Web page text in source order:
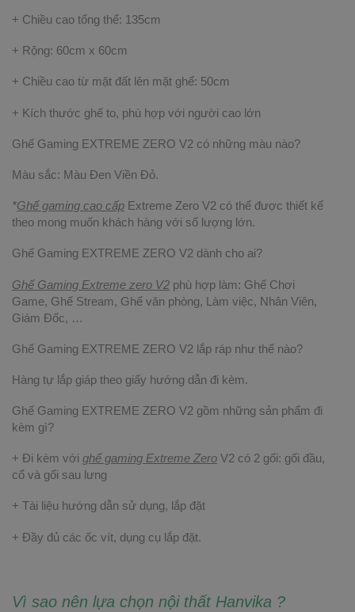
+ Chiều cao tổng thể: 135cm
+ Rộng: 60cm x 60cm
+ Chiều cao từ mặt đất lên mặt ghế: 50cm
+ Kích thước ghế to, phù hợp với người cao lớn
Ghế Gaming EXTREME ZERO V2 có những màu nào?
Màu sắc: Màu Đen Viền Đỏ.
*Ghế gaming cao cấp Extreme Zero V2 có thể được thiết kế
theo mong muốn khách hàng với số lượng lớn.
Ghế Gaming EXTREME ZERO V2 dành cho ai?
Ghế Gaming Extreme zero V2 phù hợp làm: Ghế Chơi
Game, Ghế Stream, Ghế văn phòng, Làm việc, Nhân Viên,
Giám Đốc, …
Ghế Gaming EXTREME ZERO V2 lắp ráp như thế nào?
Hàng tự lắp giáp theo giấy hướng dẫn đi kèm.
Ghế Gaming EXTREME ZERO V2 gồm những sản phẩm đi
kèm gì?
+ Đi kèm với ghế gaming Extreme Zero V2 có 2 gối: gối đầu,
cổ và gối sau lưng
+ Tài liệu hướng dẫn sử dụng, lắp đặt
+ Đầy đủ các ốc vít, dụng cụ lắp đặt.
Vì sao nên lựa chọn nội thất Hanvika ?